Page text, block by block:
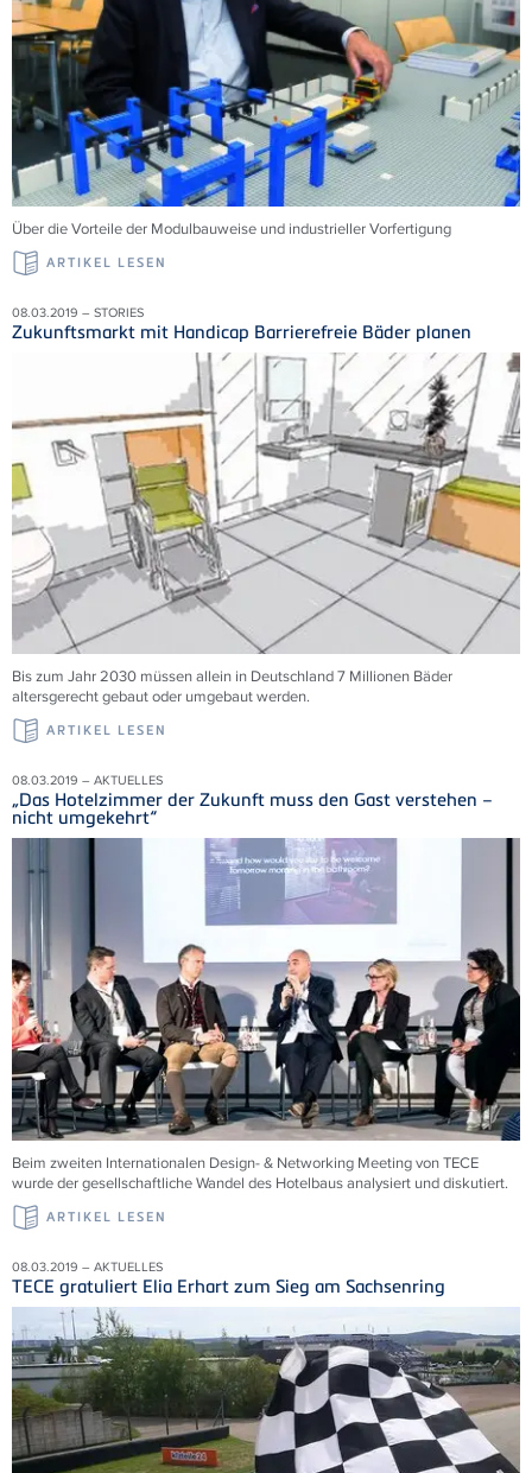
Über die Vorteile der Modulbauweise und industrieller Vorfertigung
ARTIKEL LESEN
08.03.2019 – STORIES
Zukunftsmarkt mit Handicap Barrierefreie Bäder planen
Bis zum Jahr 2030 müssen allein in Deutschland 7 Millionen Bäder
altersgerecht gebaut oder umgebaut werden.
ARTIKEL LESEN
08.03.2019 – AKTUELLES
„Das Hotelzimmer der Zukunft muss den Gast verstehen –
nicht umgekehrt“
Beim zweiten Internationalen Design- & Networking Meeting von TECE
wurde der gesellschaftliche Wandel des Hotelbaus analysiert und diskutiert.
ARTIKEL LESEN
08.03.2019 – AKTUELLES
TECE gratuliert Elia Erhart zum Sieg am Sachsenring